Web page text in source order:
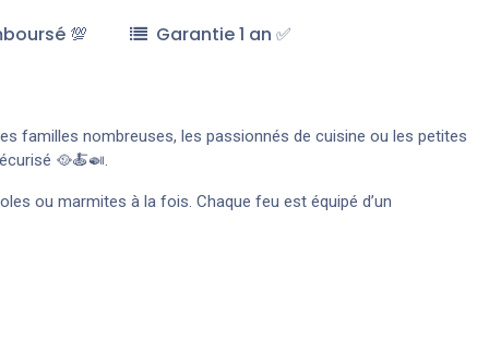
💯 Garantie 1 an ✅
familles nombreuses, les passionnés de cuisine ou les petites
🥘🍝🍛.
ou marmites à la fois. Chaque feu est équipé d’un